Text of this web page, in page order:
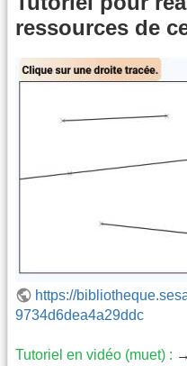
ressources de
https://
9734d6dea4a29ddc
Tutoriel en vidéo (muet) :